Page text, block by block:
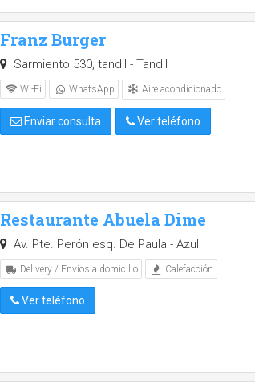
Franz Burger
Sarmiento 530, tandil - Tandil
Wi-Fi WhatsApp Aire acondicionado
Enviar consulta Ver teléfono
Restaurante Abuela Dime
Av. Pte. Perón esq. De Paula - Azul
Delivery / Envíos a domicilio Calefacción
Ver teléfono